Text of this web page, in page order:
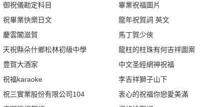
御祝儀勘定科目
祝畢業快樂日文
慶雲閣滋賀
天祝縣朵什鄉松林初級中學
豊賀大酒家
祝福karaoke
祝三實業股份有限公司104
畢業祝福圖片
龍年祝賀詞 英文
馬丁賀少俠
龍柱的柱珠有何吉祥圖案
中文圣經網神祝福
李吉祥獅子山下
衷心的祝福你戀愛美滿